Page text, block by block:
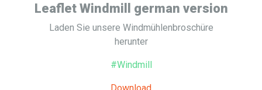
Leaflet Windmill german version
Laden Sie unsere Windmühlenbroschüre
herunter
#Windmill